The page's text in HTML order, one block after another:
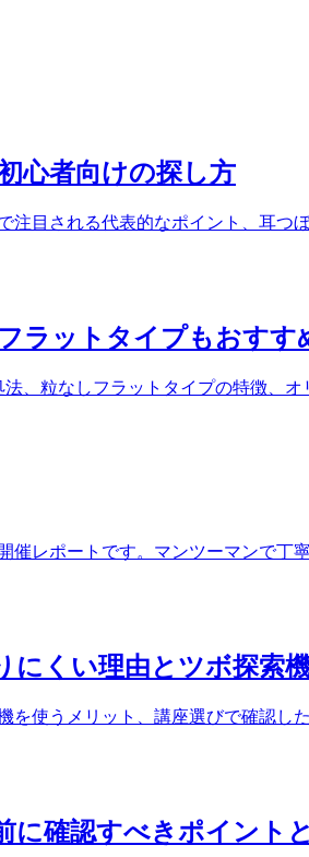
心者向けの探し方
目される代表的なポイント、耳つ
ラットタイプもおすす
、粒なしフラットタイプの特徴、
レポートです。マンツーマンで丁
にくい理由とツボ探索
使うメリット、講座選びで確認し
に確認すべきポイント